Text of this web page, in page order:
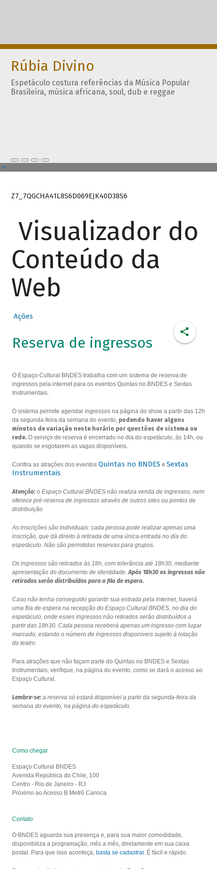
Rúbia Divino
Espetáculo costura referências da Música Popular
Brasileira, música africana, soul, dub e reggae
Z7_7QGCHA41L8S6D069EJK40D38S6
Visualizador do
Conteúdo da
Web
Ações
Reserva de ingressos
O Espaço Cultural BNDES trabalha com um sistema de reserva de
ingressos pela internet para os eventos Quintas no BNDES e Sextas
Instrumentais.
O sistema permite agendar ingressos na página do show a partir das 12h
da segunda-feira da semana do evento, podendo haver alguns
minutos de variação neste horário por questões de sistema ou
rede.O serviço de reserva é encerrado no dia do espetáculo, às 14h, ou
quando se esgotarem as vagas disponíveis.
Confira as atrações dos eventos Quintas no BNDES e Sextas
Instrumentais.
Atenção:o Espaço Cultural BNDES não realiza venda de ingressos, nem
oferece pré-reserva de ingressos através de outros sites ou pontos de
distribuição
As inscrições são individuais: cada pessoa pode realizar apenas uma
inscrição, que dá direito à retirada de uma única entrada no dia do
espetáculo. Não são permitidas reservas para grupos.
Os ingressos são retirados às 18h, com tolerância até 18h30, mediante
apresentação do documento de identidade.Após 18h30 os ingressos não
retirados serão distribuídos para a fila de espera.
Caso não tenha conseguido garantir sua entrada pela internet, haverá
uma fila de espera na recepção do Espaço Cultural BNDES, no dia do
espetáculo, onde esses ingressos não retirados serão distribuídos a
partir das 18h30. Cada pessoa receberá apenas um ingresso com lugar
marcado, estando o número de ingressos disponíveis sujeito à lotação
do teatro.
Para atrações que não façam parte do Quintas no BNDES e Sextas
Instrumentais, verifique, na página do evento, como se dará o acesso ao
Espaço Cultural.
Lembre-se:a reserva só estará disponível a partir da segunda-feira da
semana do evento, na página do espetáculo.
Como chegar
Espaço Cultural BNDES
Avenida República do Chile, 100
Centro - Rio de Janeiro - RJ
Próximo ao Acesso B Metrô Carioca
Contato
O BNDES aguarda sua presença e, para sua maior comodidade,
disponibiliza a programação, mês a mês, diretamente em sua caixa
postal. Para que isso aconteça, basta se cadastrar. É fácil e rápido.